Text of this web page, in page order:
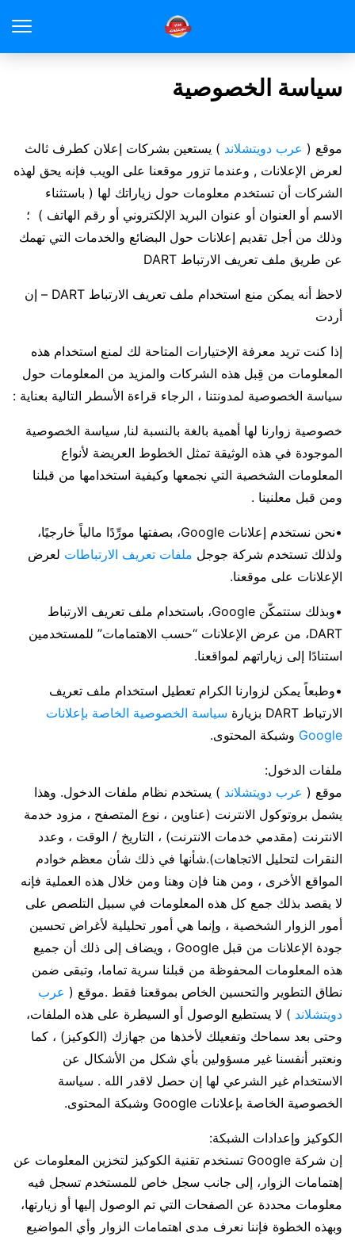
سياسة الخصوصية
موقع ( عرب دويتشلاند ) يستعين بشركات إعلان كطرف ثالث
لعرض الإعلانات , وعندما تزور موقعنا على الويب فإنه يحق لهذه
الشركات أن تستخدم معلومات حول زياراتك لها ( باستثناء
الاسم أو العنوان أو عنوان البريد الإلكتروني أو رقم الهاتف ) ؛
وذلك من أجل تقديم إعلانات حول البضائع والخدمات التي تهمك
عن طريق ملف تعريف الارتباط DART
لاحظ أنه يمكن منع استخدام ملف تعريف الارتباط DART – إن
أردت
إذا كنت تريد معرفة الإختيارات المتاحة لك لمنع استخدام هذه
المعلومات من قِبل هذه الشركات والمزيد من المعلومات حول
سياسة الخصوصية لمدونتنا ، الرجاء قراءة الأسطر التالية بعناية :
خصوصية زوارنا لها أهمية بالغة بالنسبة لنا, سياسة الخصوصية
الموجودة في هذه الوثيقة تمثل الخطوط العريضة لأنواع
المعلومات الشخصية التي نجمعها وكيفية استخدامها من قبلنا
ومن قبل معلنينا .
•نحن نستخدم إعلانات Google، بصفتها مورِّدًا مالياً خارجيًا،
ولذلك تستخدم شركة جوجل ملفات تعريف الارتباطات لعرض
الإعلانات على موقعنا.
•وبذلك ستتمكّن Google، باستخدام ملف تعريف الارتباط
DART، من عرض الإعلانات “حسب الاهتمامات” للمستخدمين
استنادًا إلى زياراتهم لمواقعنا.
•وطبعاً يمكن لزوارنا الكرام تعطيل استخدام ملف تعريف
الارتباط DART بزيارة
سياسة الخصوصية الخاصة بإعلانات
Google وشبكة المحتوى.
ملفات الدخول:
موقع ( عرب دويتشلاند ) يستخدم نظام ملفات الدخول. وهذا
يشمل بروتوكول الانترنت (عناوين ، نوع المتصفح ، مزود خدمة
الانترنت (مقدمي خدمات الانترنت) ، التاريخ / الوقت ، وعدد
النقرات لتحليل الاتجاهات).شأنها في ذلك شأن معظم خوادم
المواقع الأخرى ، ومن هنا فإن وهنا ومن خلال هذه العملية فإنه
لا يقصد بذلك جمع كل هذه المعلومات في سبيل التلصص على
أمور الزوار الشخصية ، وإنما هي أمور تحليلية لأغراض تحسين
جودة الإعلانات من قبل Google ، ويضاف إلى ذلك أن جميع
هذه المعلومات المحفوظة من قبلنا سرية تماما، وتبقى ضمن
نطاق التطوير والتحسين الخاص بموقعنا فقط .موقع ( عرب
دويتشلاند ) لا يستطيع الوصول أو السيطرة على هذه الملفات،
وحتى بعد سماحك وتفعيلك لأخذها من جهازك (الكوكيز) ، كما
ونعتبر أنفسنا غير مسؤولين بأي شكل من الأشكال عن
الاستخدام غير الشرعي لها إن حصل لاقدر الله . سياسة
الخصوصية الخاصة بإعلانات Google وشبكة المحتوى.
الكوكيز وإعدادات الشبكة:
إن شركة Google تستخدم تقنية الكوكيز لتخزين المعلومات عن
إهتمامات الزوار، إلى جانب سجل خاص للمستخدم تسجل فيه
معلومات محددة عن الصفحات التي تم الوصول إليها أو زيارتها،
وبهذه الخطوة فإننا نعرف مدى اهتمامات الزوار وأي المواضيع